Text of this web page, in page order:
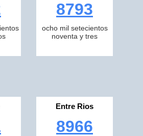
8793
ocho mil setecientos
noventa y tres
Entre Rios
8966